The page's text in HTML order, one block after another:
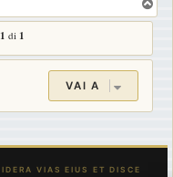
o
1 di 1
VAI A